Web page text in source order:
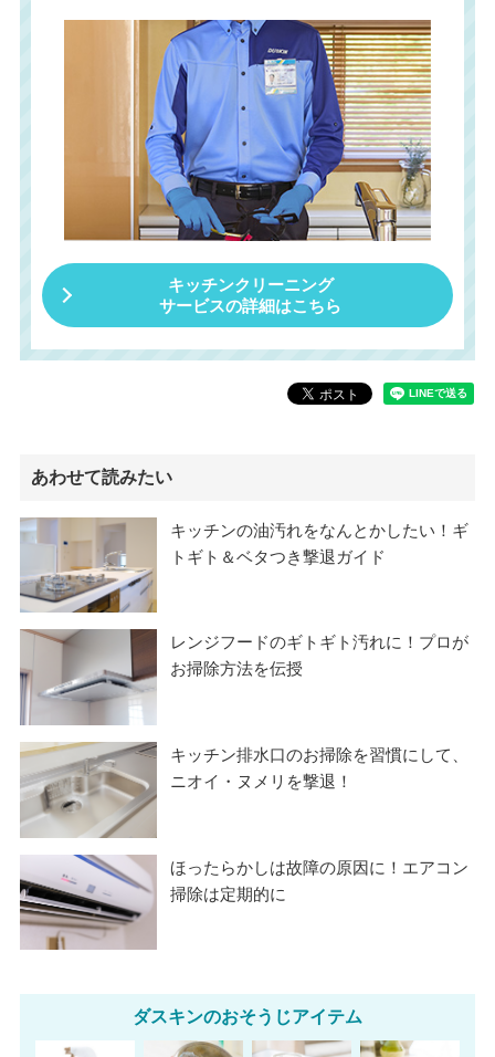
キッチンクリーニング
サービスの詳細はこちら
あわせて読みたい
キッチンの油汚れをなんとかしたい！ギ
トギト＆ベタつき撃退ガイド
レンジフードのギトギト汚れに！プロが
お掃除方法を伝授
キッチン排水口のお掃除を習慣にして、
ニオイ・ヌメリを撃退！
ほったらかしは故障の原因に！エアコン
掃除は定期的に
ダスキンのおそうじアイテム